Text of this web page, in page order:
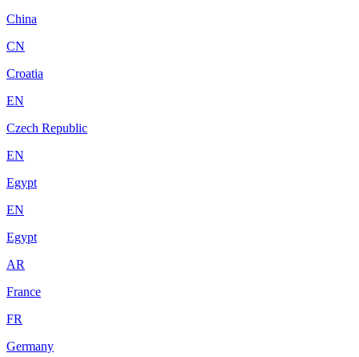
China
CN
Croatia
EN
Czech Republic
EN
Egypt
EN
Egypt
AR
France
FR
Germany